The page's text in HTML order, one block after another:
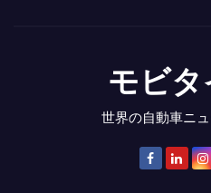
モビ
世界の自動車ニ